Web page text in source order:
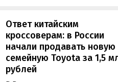
Ответ китайским
кроссоверам: в России
начали продавать новую
семейную Toyota за 1,5
рублей